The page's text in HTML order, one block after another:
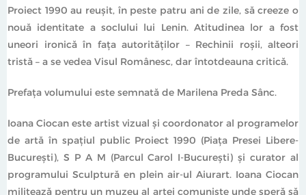
Proiect 1990 au reușit, în peste patru ani de zile, să creeze o
nouă identitate a soclului lui Lenin. Atitudinea lor a fost
uneori ironică în fața autorităților – Rechinii roșii, alteori
tristă – a se vedea Visul Românesc, dar întotdeauna critică.
Prefaţa volumului este semnată de Marilena Preda Sânc.
Ioana Ciocan este artist vizual și coordonator al programelor
de artă în spațiul public Proiect 1990 (Piața Presei Libere-
București), S P A M (Parcul Carol I-București) și curator al
programului Sculptură en plein air-ul Aiurart. Ioana Ciocan
militează pentru un muzeu al artei comuniste unde speră să